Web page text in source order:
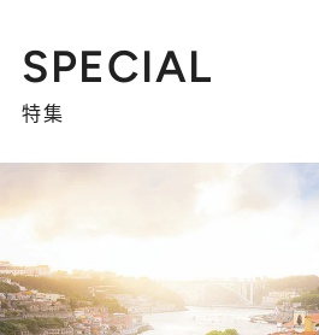
SPECIAL
特集